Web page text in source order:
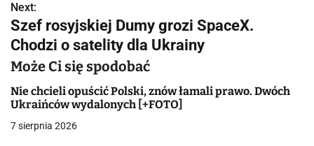
i
g
a
c
j
Next:
Szef rosyjskiej Dumy grozi SpaceX.
Chodzi o satelity dla Ukrainy
Może Ci się spodobać
Nie chcieli opuścić Polski, znów łamali prawo. Dwóch
Ukraińców wydalonych [+FOTO]
7 sierpnia 2026